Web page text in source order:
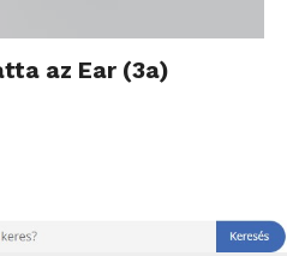
az Ear (3a)